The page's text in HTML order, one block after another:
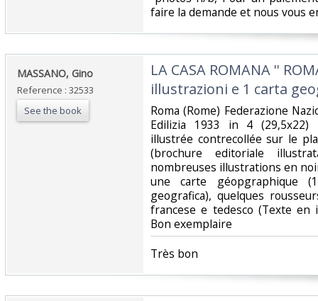
faire la demande et nous vous
‎MASSANO, Gino ‎
Reference : 32533
See the book
‎LA CASA ROMANA ''
illustrazioni e 1 carta
‎Roma (Rome) Federazione
Edilizia 1933 in 4
illustrée contrecollée sur le
(brochure editoriale
nombreuses illustrations en
une carte géopgraphique
geografica), quelques
francese e tedesco (Texte en
Bon exemplaire ‎
‎Très bon ‎